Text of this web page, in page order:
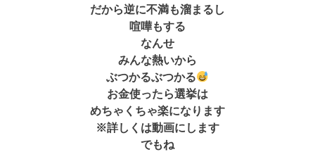
だから逆に不満も溜まるし
喧嘩もする
なんせ
みんな熱いから
ぶつかるぶつかる
お金使ったら選挙は
めちゃくちゃ楽になります
※詳しくは動画にします
でもね